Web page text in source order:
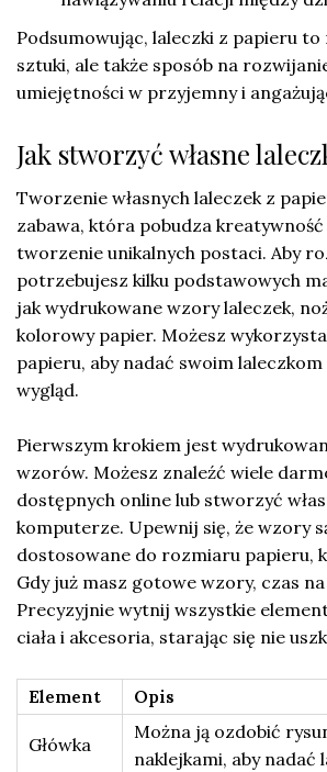
Podsumowując, laleczki z papieru
sztuki, ale także sposób na
umiejętności w przyjemny i
Jak stworzyć własne
Tworzenie własnych laleczek z
zabawa, która pobudza
tworzenie unikalnych postaci. Aby
potrzebujesz kilku podstawowych
jak wydrukowane wzory laleczek,
kolorowy papier. Możesz
papieru, aby nadać swoim
wygląd.
Pierwszym krokiem jest
wzorów. Możesz znaleźć wiele
dostępnych online lub stworzyć
komputerze. Upewnij się, że wzory
dostosowane do rozmiaru papieru,
Gdy już masz gotowe wzory, czas
Precyzyjnie wytnij wszystkie
ciała i akcesoria, starając się nie
Element Opis
Główka
Można ją ozdobić
naklejkami, aby nadać